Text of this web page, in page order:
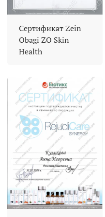
Сертификат Zein
Obagi ZO Skin
Health